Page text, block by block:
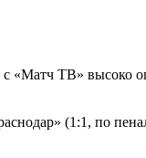
«Матч ТВ» высоко
(1:1, по